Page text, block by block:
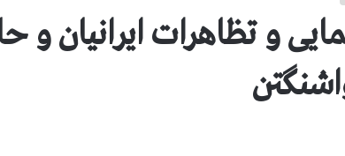
و تظاهرات ایرانیان و